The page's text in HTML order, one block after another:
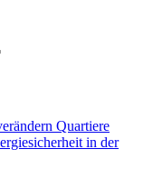
Quartiere
in der